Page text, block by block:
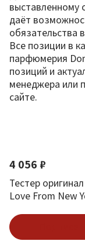
выставленному
даёт
обязательства
Все позиции в
парфюмерия
позиций и
менеджера или
сайте.
4 056 ₽
Тестер оригинал
Love From New